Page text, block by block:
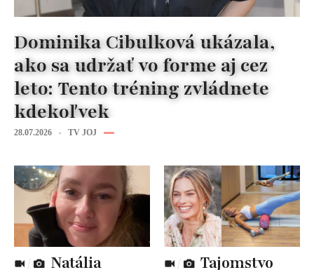
Dominika Cibulková ukázala,
ako sa udržať vo forme aj cez
leto: Tento tréning zvládnete
kdekoľvek
28.07.2026 TV JOJ